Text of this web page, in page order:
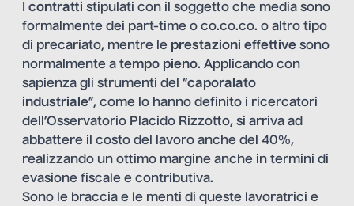
contratti stipulati con il soggetto che media sono
formalmente dei part-time o co.co.co. o altro tipo
di precariato, mentre le prestazioni effettive sono
normalmente a tempo pieno. Applicando con
sapienza gli strumenti del “caporalato
industriale”, come lo hanno definito i ricercatori
dell’Osservatorio Placido Rizzotto, si arriva ad
abbattere il costo del lavoro anche del 40%,
realizzando un ottimo margine anche in termini di
evasione fiscale e contributiva.
Sono le braccia e le menti di queste lavoratrici e